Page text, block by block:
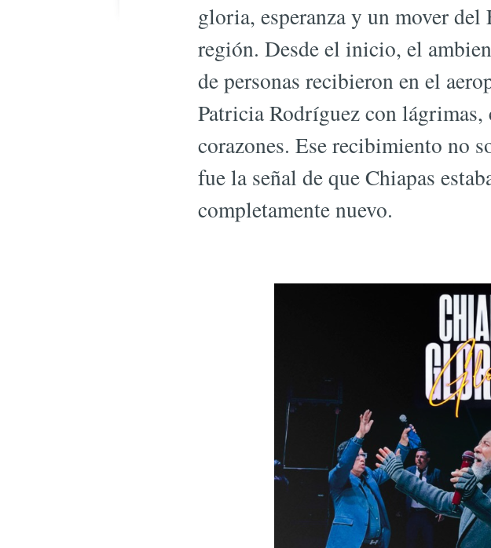
gloria, esperanza y un mover
región. Desde el inicio, el
de personas recibieron en el
Patricia Rodríguez con
corazones. Ese recibimiento no
fue la señal de que Chiapas
completamente nuevo.